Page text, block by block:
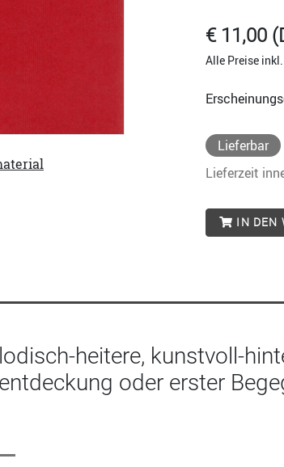
€ 11,00
Alle Preise
Lieferbar
Lieferzeit
IN DEN
heitere, kunstvoll-
oder erster